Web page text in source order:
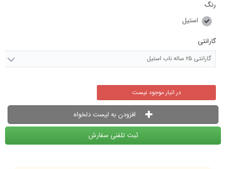
رنگ
استیل
گارانتی
گارانتی ۲۵ ساله ناب استیل
در انبار موجود نیست
افزودن به لیست دلخواه
ثبت تلفنی سفارش